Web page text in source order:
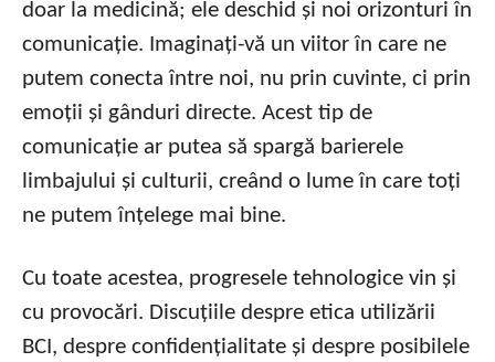
doar la medicină; ele deschid și noi orizonturi în
comunicație. Imaginați-vă un viitor în care ne
putem conecta între noi, nu prin cuvinte, ci prin
emoții și gânduri directe. Acest tip de
comunicație ar putea să spargă barierele
limbajului și culturii, creând o lume în care toți
ne putem înțelege mai bine.
Cu toate acestea, progresele tehnologice vin și
cu provocări. Discuțiile despre etica utilizării
BCI, despre confidențialitate și despre posibilele